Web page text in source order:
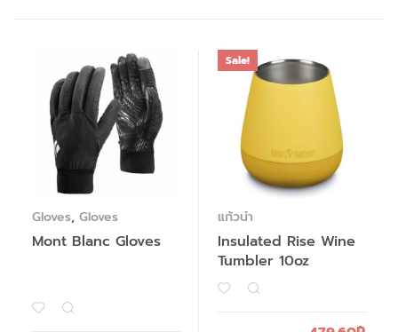
Gloves, Gloves
Mont Blanc Gloves
Sale!
แก้วน้ำ
Insulated Rise Wine
Tumbler 10oz